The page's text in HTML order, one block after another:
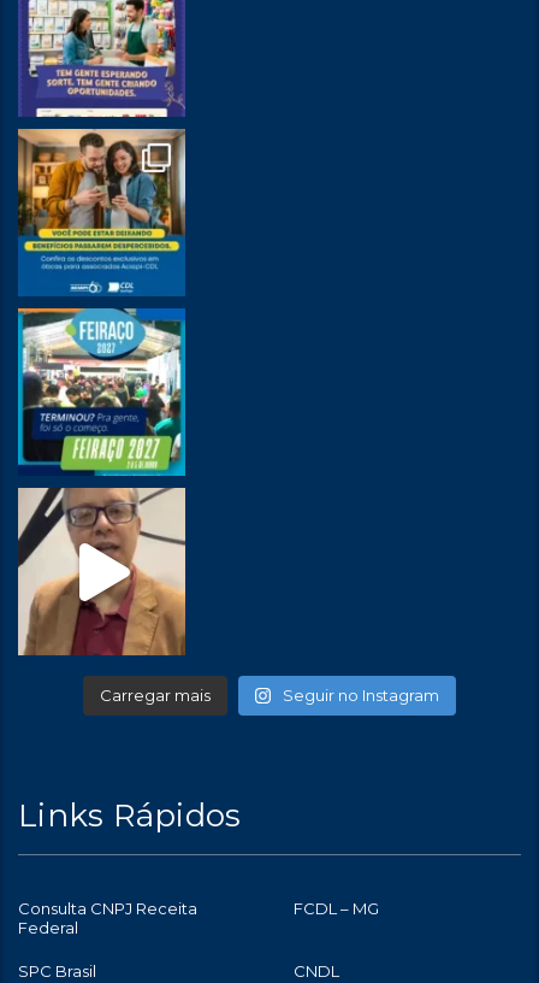
Carregar mais Seguir no Instagram
Links Rápidos
Consulta CNPJ Receita
Federal
FCDL – MG
SPC Brasil CNDL